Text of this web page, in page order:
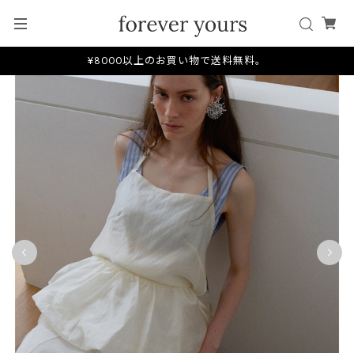
¥8000以上のお買い物で送料無料。